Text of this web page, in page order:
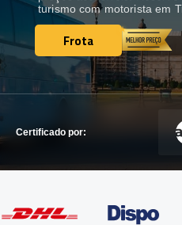
FROTA
ENTRE EM CONTACTO
ENTRE EM CONTACTO
turismo com motorista em
Frota
Frota
Certificado por: